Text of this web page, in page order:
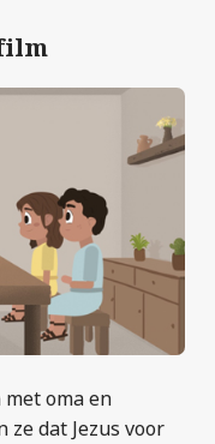
oma en
dat Jezus voor